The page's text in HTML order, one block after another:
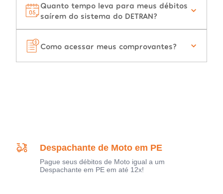
Quanto tempo leva para meus débitos
saírem do sistema do DETRAN?
Como acessar meus comprovantes?
Despachante de Moto em PE
Pague seus débitos de Moto igual a um
Despachante em PE em até 12x!